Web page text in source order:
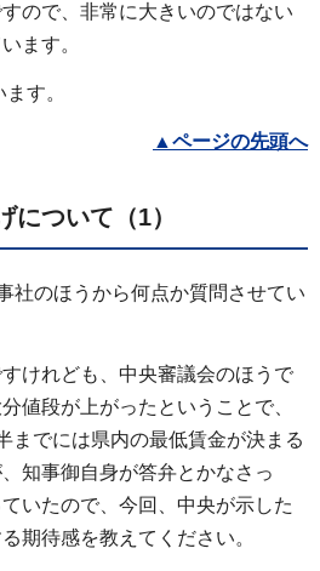
ので、非常に大きいのではない
ます。
ます。
▲ページの先頭へ
について（1）
社のほうから何点か質問させてい
けれども、中央審議会のほうで
値段が上がったということで、
までには県内の最低賃金が決まる
知事御自身が答弁とかなさっ
いたので、今回、中央が示した
期待感を教えてください。